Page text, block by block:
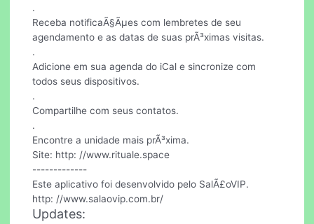
.
Receba notificaÃ§Ãµes com lembretes de seu
agendamento e as datas de suas prÃ³ximas visitas.
.
Adicione em sua agenda do iCal e sincronize com
todos seus dispositivos.
.
Compartilhe com seus contatos.
.
Encontre a unidade mais prÃ³xima.
Site: http: //www.rituale.space
-------------
Este aplicativo foi desenvolvido pelo SalÃ£oVIP.
http: //www.salaovip.com.br/
Updates: